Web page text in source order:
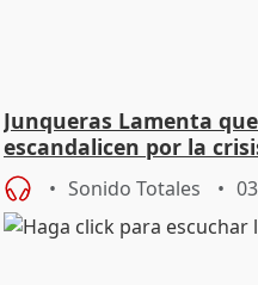
Junqueras Lamenta
escandalicen por la
Sonido Totales